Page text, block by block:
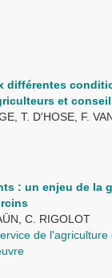
différentes
et
T. D'HOSE, F.
: un enjeu de la
C. RIGOLOT
de l'agriculture